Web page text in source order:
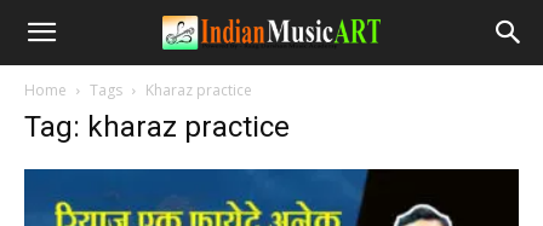
Home Tags Kharaz practice
Tag: kharaz practice